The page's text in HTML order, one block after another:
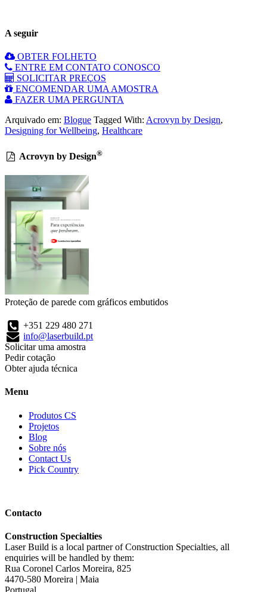
A seguir
OBTER FOLHETO
ENTRE EM CONTATO CONOSCO
SOLICITAR PREÇOS
ENCOMENDAR UMA AMOSTRA
FAZER UMA PERGUNTA
Arquivado em: Blogue Tagged With: Acrovyn by Design,
Designing for Wellbeing, Healthcare
Acrovyn by Design®
Proteção de parede com gráficos embutidos
+351 229 480 271
info@laserbuild.pt
Solicitar uma amostra
Pedir cotação
Obter ajuda técnica
Menu
Produtos CS
Projetos
Blog
Sobre nós
Contact Us
Pick Country
Contacto
Construction Specialties
Laser Build is a local partner of Construction Specialties, all
enquiries will be handled by them:
Rua Coronel Carlos Moreira, 825
4470-580 Moreira | Maia